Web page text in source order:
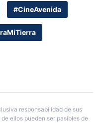
#CineAvenida
responsabilidad de sus
ellos pueden ser pasibles de